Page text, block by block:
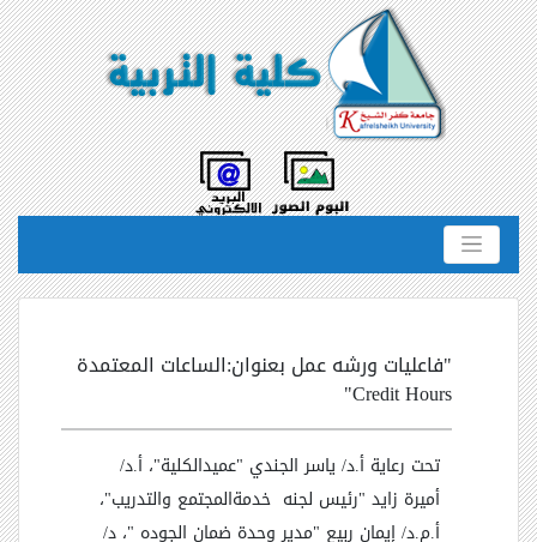
"فاعليات ورشه عمل بعنوان:الساعات المعتمدة
Credit Hours"
تحت رعاية أ.د/ ياسر الجندي "عميدالكلية"، أ.د/
أميرة زايد "رئيس لجنه خدمةالمجتمع والتدريب"،
أ.م.د/ إيمان ربيع "مدير وحدة ضمان الجوده "، د/